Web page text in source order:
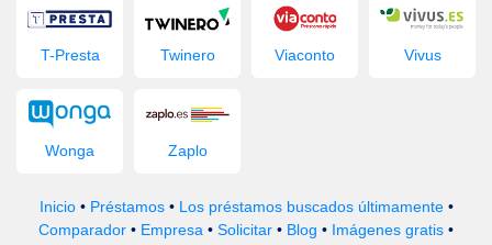
T-Presta Twinero Viaconto Vivus
Wonga Zaplo
Inicio• Préstamos• Los préstamos buscados últimamente•
Comparador • Empresa • Solicitar • Blog • Imágenes gratis •